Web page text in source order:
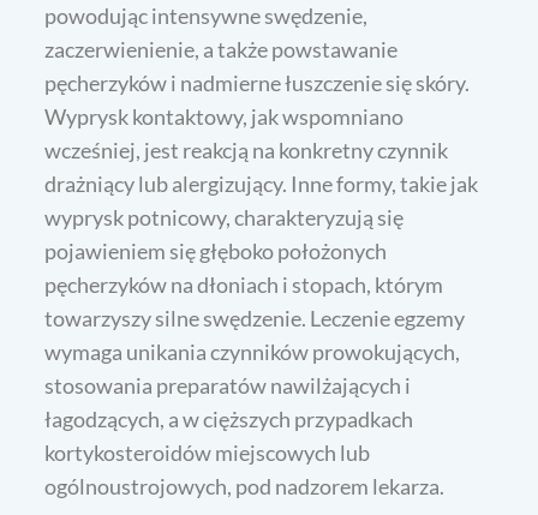
powodując intensywne swędzenie,
zaczerwienienie, a także powstawanie
pęcherzyków i nadmierne łuszczenie się skóry.
Wyprysk kontaktowy, jak wspomniano
wcześniej, jest reakcją na konkretny czynnik
drażniący lub alergizujący. Inne formy, takie jak
wyprysk potnicowy, charakteryzują się
pojawieniem się głęboko położonych
pęcherzyków na dłoniach i stopach, którym
towarzyszy silne swędzenie. Leczenie egzemy
wymaga unikania czynników prowokujących,
stosowania preparatów nawilżających i
łagodzących, a w cięższych przypadkach
kortykosteroidów miejscowych lub
ogólnoustrojowych, pod nadzorem lekarza.